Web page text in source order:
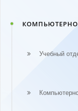
Учебный